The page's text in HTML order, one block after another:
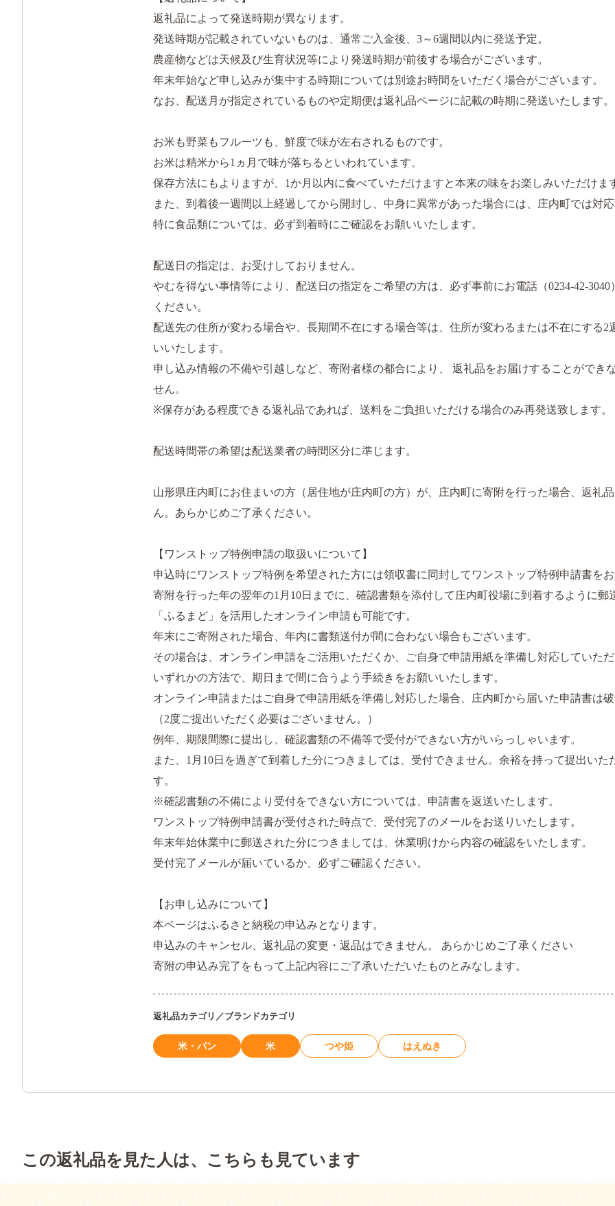
返礼品によって発送時期が異なります。
発送時期が記載されていないものは、通常ご入金後、3～6週間以内に発送予定。
農産物などは天候及び生育状況等により発送時期が前後する場合がございます。
年末年始など申し込みが集中する時期については別途お時間をいただく場合がございます。
なお、配送月が指定されているものや定期便は返礼品ページに記載の時期に発送いたします。
お米も野菜もフルーツも、鮮度で味が左右されるものです。
お米は精米から1ヵ月で味が落ちるといわれています。
保存方法にもよりますが、1か月以内に食べていただけますと本来の味をお楽しみいただけま
また、到着後一週間以上経過してから開封し、中身に異常があった場合には、庄内町では対
特に食品類については、必ず到着時にご確認をお願いいたします。
配送日の指定は、お受けしておりません。
やむを得ない事情等により、配送日の指定をご希望の方は、必ず事前にお電話（0234-42-
ください。
配送先の住所が変わる場合や、長期間不在にする場合等は、住所が変わるまたは不在にする2
いいたします。
申し込み情報の不備や引越しなど、寄附者様の都合により、 返礼品をお届けすることができ
せん。
※保存がある程度できる返礼品であれば、送料をご負担いただける場合のみ再発送致します。
配送時間帯の希望は配送業者の時間区分に準じます。
山形県庄内町にお住まいの方（居住地が庄内町の方）が、庄内町に寄附を行った場合、返礼
ん。あらかじめご了承ください。
【ワンストップ特例申請の取扱いについて】
申込時にワンストップ特例を希望された方には領収書に同封してワンストップ特例申請書を
寄附を行った年の翌年の1月10日までに、確認書類を添付して庄内町役場に到着するように郵
「ふるまど」を活用したオンライン申請も可能です。
年末にご寄附された場合、年内に書類送付が間に合わない場合もございます。
その場合は、オンライン申請をご活用いただくか、ご自身で申請用紙を準備し対応していただ
いずれかの方法で、期日まで間に合うよう手続きをお願いいたします。
オンライン申請またはご自身で申請用紙を準備し対応した場合、庄内町から届いた申請書は
（2度ご提出いただく必要はございません。）
例年、期限間際に提出し、確認書類の不備等で受付ができない方がいらっしゃいます。
また、1月10日を過ぎて到着した分につきましては、受付できません。余裕を持って提出いた
す。
※確認書類の不備により受付をできない方については、申請書を返送いたします。
ワンストップ特例申請書が受付された時点で、受付完了のメールをお送りいたします。
年末年始休業中に郵送された分につきましては、休業明けから内容の確認をいたします。
受付完了メールが届いているか、必ずご確認ください。
【お申し込みについて】
本ページはふるさと納税の申込みとなります。
申込みのキャンセル、返礼品の変更・返品はできません。 あらかじめご了承ください
寄附の申込み完了をもって上記内容にご了承いただいたものとみなします。
返礼品カテゴリ／ブランドカテゴリ
米・パン 米 つや姫 はえぬき
この返礼品を見た人は、こちらも見ています